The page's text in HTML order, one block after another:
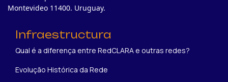
Montevideo 11400. Uruguay.
Infraestructura
Qual é a diferença entre RedCLARA e outras redes?
Evolução Histórica da Rede